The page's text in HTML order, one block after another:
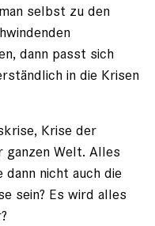
selbst zu den
dann passt sich
in die Krisen
Krise der
ganzen Welt. Alles
dann nicht auch die
sein? Es wird alles